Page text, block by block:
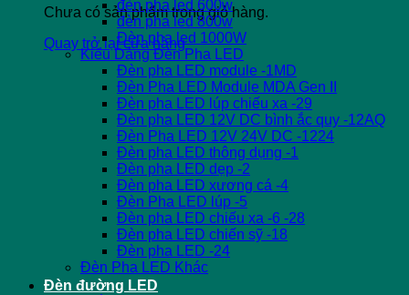
Chưa có sản phẩm trong giỏ hàng.
Quay trở lại cửa hàng
đèn pha led 600w
đèn pha led 800w
Đèn pha led 1000W
Kiểu Dáng Đèn Pha LED
Đèn pha LED module -1MD
Đèn Pha LED Module MDA Gen II
Đèn pha LED lúp chiếu xa -29
Đèn pha LED 12V DC bình ắc quy -12AQ
Đèn Pha LED 12V 24V DC -1224
Đèn pha LED thông dụng -1
Đèn pha LED dẹp -2
Đèn pha LED xương cá -4
Đèn Pha LED lúp -5
Đèn pha LED chiếu xa -6 -28
Đèn pha LED chiến sỹ -18
Đèn pha LED -24
Đèn Pha LED Khác
Đèn đường LED